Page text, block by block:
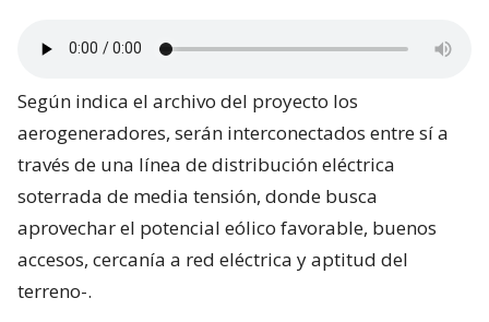
Según indica el archivo del proyecto los
aerogeneradores, serán interconectados entre sí a
través de una línea de distribución eléctrica
soterrada de media tensión, donde busca
aprovechar el potencial eólico favorable, buenos
accesos, cercanía a red eléctrica y aptitud del
terreno-.